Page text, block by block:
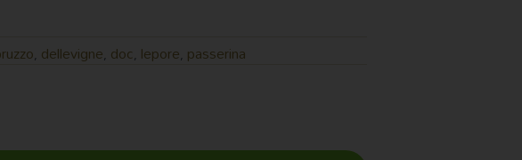
, dellevigne, doc, lepore, passerina